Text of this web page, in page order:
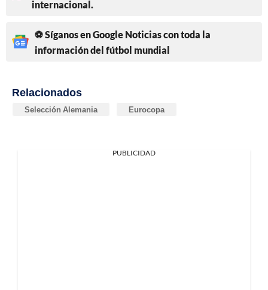
internacional.
⚽ Síganos en Google Noticias con toda la
información del fútbol mundial
Relacionados
Selección Alemania Eurocopa
PUBLICIDAD